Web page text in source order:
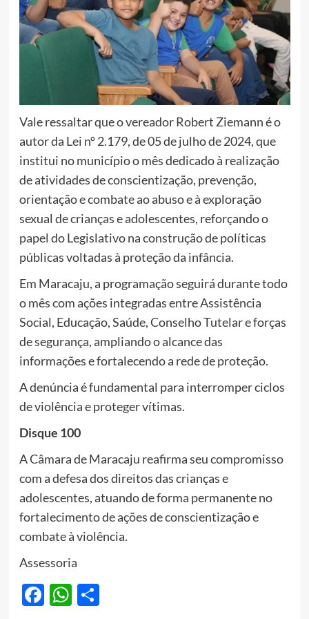
Vale ressaltar que o vereador Robert Ziemann é o
autor da Lei nº 2.179, de 05 de julho de 2024, que
institui no município o mês dedicado à realização
de atividades de conscientização, prevenção,
orientação e combate ao abuso e à exploração
sexual de crianças e adolescentes, reforçando o
papel do Legislativo na construção de políticas
públicas voltadas à proteção da infância.
Em Maracaju, a programação seguirá durante todo
o mês com ações integradas entre Assistência
Social, Educação, Saúde, Conselho Tutelar e forças
de segurança, ampliando o alcance das
informações e fortalecendo a rede de proteção.
A denúncia é fundamental para interromper ciclos
de violência e proteger vítimas.
Disque 100
A Câmara de Maracaju reafirma seu compromisso
com a defesa dos direitos das crianças e
adolescentes, atuando de forma permanente no
fortalecimento de ações de conscientização e
combate à violência.
Assessoria
Facebook
WhatsApp
Share